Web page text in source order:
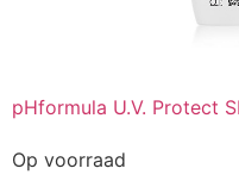
pHformula U.V. Protect
Op voorraad